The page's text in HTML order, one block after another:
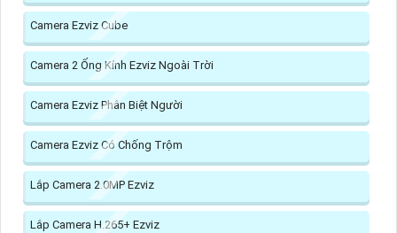
Camera Ezviz Cube
Camera 2 Ống Kính Ezviz Ngoài Trời
Camera Ezviz Phân Biệt Người
Camera Ezviz Có Chống Trộm
Lắp Camera 2.0MP Ezviz
Lắp Camera H.265+ Ezviz